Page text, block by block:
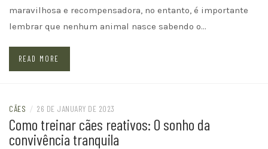
maravilhosa e recompensadora, no entanto, é importante
lembrar que nenhum animal nasce sabendo o…
READ MORE
CÃES / 26 DE JANUARY DE 2023
Como treinar cães reativos: O sonho da
convivência tranquila